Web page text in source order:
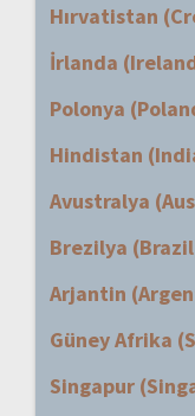
Hırvatistan
İrlanda
Polonya
Hindistan
Avustralya
Brezilya
Arjantin
Güney Afrika
Singapur